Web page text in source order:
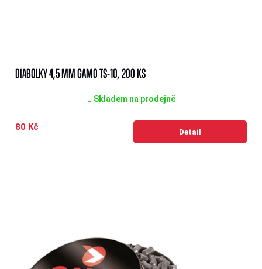
DIABOLKY 4,5 MM GAMO TS-10, 200 KS
Skladem na prodejně
80 Kč Detail